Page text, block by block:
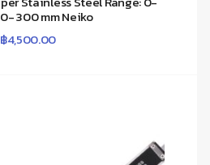
0- 300 mm Neiko
฿4,500.00